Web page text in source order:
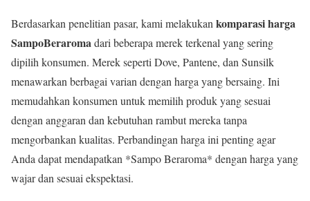
Berdasarkan penelitian pasar, kami melakukankomparasi harga
SampoBeraromadari beberapa merek terkenal yang sering
dipilih konsumen. Merek seperti Dove, Pantene, dan Sunsilk
menawarkan berbagai varian dengan harga yang bersaing. Ini
memudahkan konsumen untuk memilih produk yang sesuai
dengan anggaran dan kebutuhan rambut mereka tanpa
mengorbankan kualitas. Perbandingan harga ini penting agar
Anda dapat mendapatkan *Sampo Beraroma* dengan harga yang
wajar dan sesuai ekspektasi.